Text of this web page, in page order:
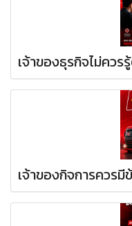
เจ้าของธุรกิจไม่คว
เจ้าของกิจการควรมี